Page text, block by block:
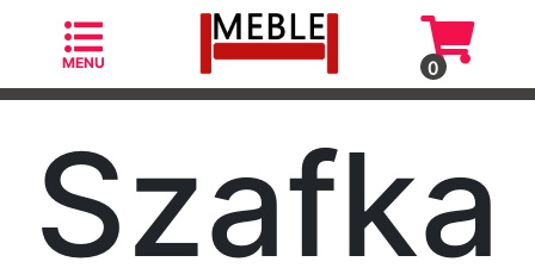
MENU 0
Kategorie
Szafka